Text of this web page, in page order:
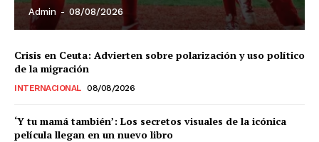
Admin - 08/08/2026
Crisis en Ceuta: Advierten sobre polarización y uso político
de la migración
INTERNACIONAL 08/08/2026
‘Y tu mamá también’: Los secretos visuales de la icónica
película llegan en un nuevo libro